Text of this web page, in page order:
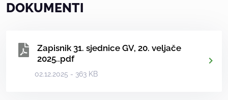
DOKUMENTI
Zapisnik 31. sjednice GV, 20. veljače
2025..pdf
02.12.2025 - 363 KB